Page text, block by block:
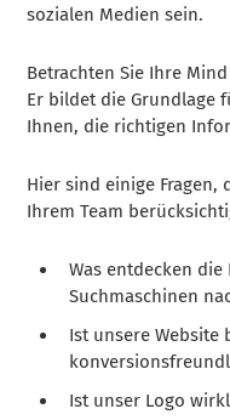
sozialen Medien sein.
Betrachten Sie Ihre
Er bildet die Grundlage
Ihnen, die richtigen
Hier sind einige
Ihrem Team
Was entdecken
Suchmaschinen
Ist unsere
Ist unser Logo